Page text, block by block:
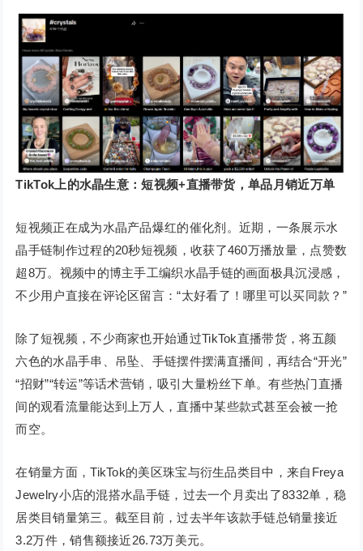
TikTok上的水晶生意：短视频+直播带货，单品月销近万单
短视频正在成为水晶产品爆红的催化剂。近期，一条展示水
晶手链制作过程的20秒短视频，收获了460万播放量，点赞数
超8万。视频中的博主手工编织水晶手链的画面极具沉浸感，
不少用户直接在评论区留言：“太好看了！哪里可以买同款？”
除了短视频，不少商家也开始通过TikTok直播带货，将五颜
六色的水晶手串、吊坠、手链摆件摆满直播间，再结合“开光”
“招财”“转运”等话术营销，吸引大量粉丝下单。有些热门直播
间的观看流量能达到上万人，直播中某些款式甚至会被一抢
而空。
在销量方面，TikTok的美区珠宝与衍生品类目中，来自Freya
Jewelry小店的混搭水晶手链，过去一个月卖出了8332单，稳
居类目销量第三。截至目前，过去半年该款手链总销量接近
3.2万件，销售额接近26.73万美元。